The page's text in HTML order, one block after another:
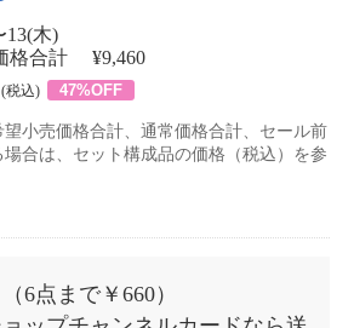
13(木)
格合計 ¥9,460
(税込) 47%OFF
小売価格合計、通常価格合計、セール前
合は、セット構成品の価格（税込）を参
（6点まで￥660）